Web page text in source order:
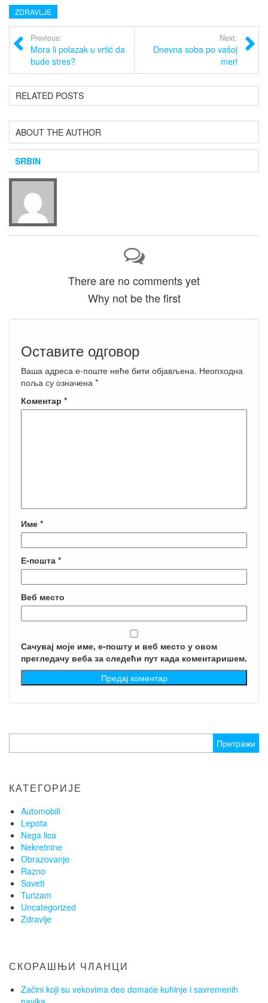
ZDRAVLJE
Previous:
Mora li polazak u vrtić da
bude stres?
Next:
Dnevna soba po vašoj
meri
RELATED POSTS
ABOUT THE AUTHOR
SRBIN
There are no comments yet
Why not be the first
Оставите одговор
Ваша адреса е-поште неће бити објављена. Неопходна
поља су означена *
Коментар *
Име *
Е-пошта *
Веб место
Сачувај моје име, е-пошту и веб место у овом
прегледачу веба за следећи пут када коментаришем.
за:
КАТЕГОРИЈЕ
Automobili
Lepota
Nega lica
Nekretnine
Obrazovanje
Razno
Saveti
Turizam
Uncategorized
Zdravlje
СКОРАШЊИ ЧЛАНЦИ
Začini koji su vekovima deo domaće kuhinje i savremenih